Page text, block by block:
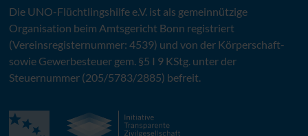
Die UNO-Flüchtlingshilfe e.V. ist als gemeinnützige
Organisation beim Amtsgericht Bonn registriert
(Vereinsregisternummer: 4539) und von der Körperschaft-
sowie Gewerbesteuer gem. §5 I 9 KStg. unter der
Steuernummer (205/5783/2885) befreit.